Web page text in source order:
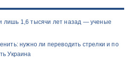
лишь 1,6 тысячи лет назад — ученые
нужно ли переводить стрелки и по
Украина